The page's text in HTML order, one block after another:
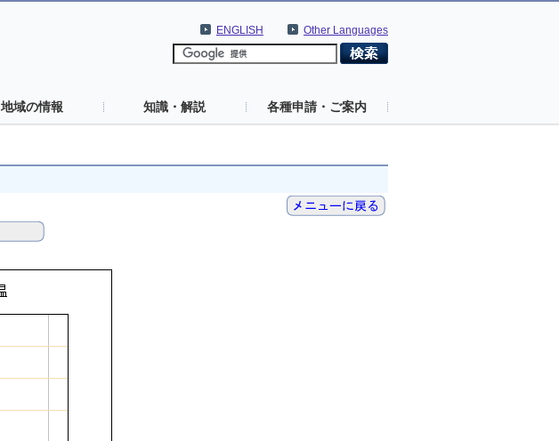
Other Languages
ENGLISH
地域の情報 知識・解説 各種申請・ご案内